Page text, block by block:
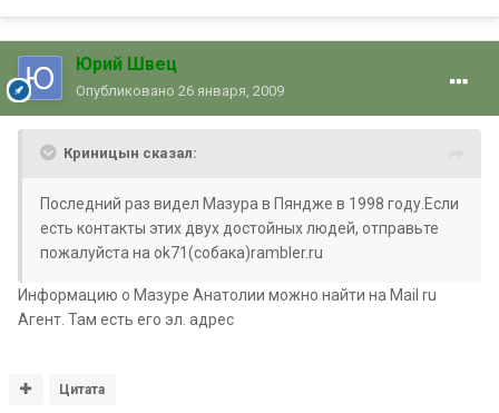
Юрий Швец
Опубликовано 26 января, 2009
Криницын сказал:
Последний раз видел Мазура в Пяндже в 1998 году.Если
есть контакты этих двух достойных людей, отправьте
пожалуйста на ok71(собака)rambler.ru
Информацию о Мазуре Анатолии можно найти на Mail ru
Агент. Там есть его эл. адрес
Цитата